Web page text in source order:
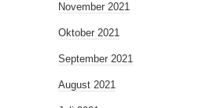
November 2021
Oktober 2021
September 2021
August 2021